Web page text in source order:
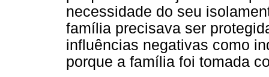
necessidade do seu
família precisava ser
influências negativas como
porque a família foi tomada